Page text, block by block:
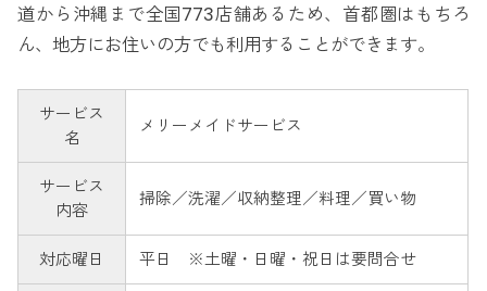
道から沖縄まで全国773店舗あるため、首都圏はもちろ
ん、地方にお住いの方でも利用することができます。
サービス
名
メリーメイドサービス
サービス
内容
掃除／洗濯／収納整理／料理／買い物
対応曜日 平日 ※土曜・日曜・祝日は要問合せ